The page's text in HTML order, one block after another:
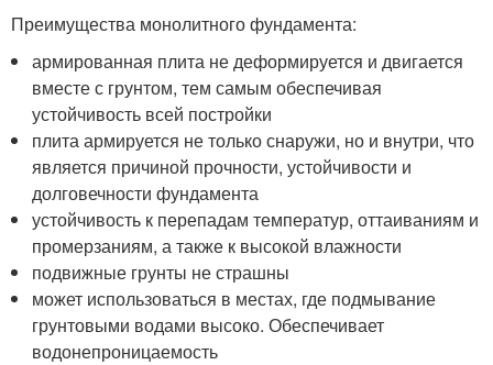
Преимущества монолитного фундамента:
армированная плита не деформируется и двигается
вместе с грунтом, тем самым обеспечивая
устойчивость всей постройки
плита армируется не только снаружи, но и внутри, что
является причиной прочности, устойчивости и
долговечности фундамента
устойчивость к перепадам температур, оттаиваниям и
промерзаниям, а также к высокой влажности
подвижные грунты не страшны
может использоваться в местах, где подмывание
грунтовыми водами высоко. Обеспечивает
водонепроницаемость